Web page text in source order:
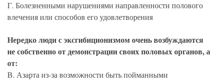
Г. Болезненными нарушениями направленности полового
влечения или способов его удовлетворения
Нередко люди с эксгибиционизмом очень возбуждаются
не собственно от демонстрации своих половых органов, а
от:
В. Азарта из-за возможности быть пойманными